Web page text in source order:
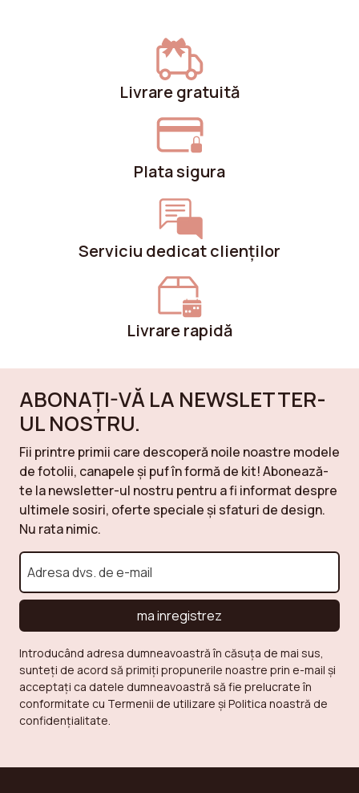
bouclé pentru o textură modernă și confortabilă.
Descoperă sfaturile noastre pentru a alege învelișul
care se potrivește stilului tău de viață și va
înfrumuseța salonul tău, asigurând totodată
confortul și durabilitatea canapelei tale.
Livrare gratuită
Plata sigura
Serviciu dedicat clienților
Livrare rapidă
ABONAȚI-VĂ LA NEWSLETTER-
UL NOSTRU.
Fii printre primii care descoperă noile noastre modele
de fotolii, canapele și puf în formă de kit! Abonează-
te la newsletter-ul nostru pentru a fi informat despre
ultimele sosiri, oferte speciale și sfaturi de design.
Nu rata nimic.
ma inregistrez
Introducând adresa dumneavoastră în căsuța de mai sus,
sunteți de acord să primiți propunerile noastre prin e-mail și
acceptați ca datele dumneavoastră să fie prelucrate în
conformitate cu Termenii de utilizare și Politica noastră de
confidențialitate.